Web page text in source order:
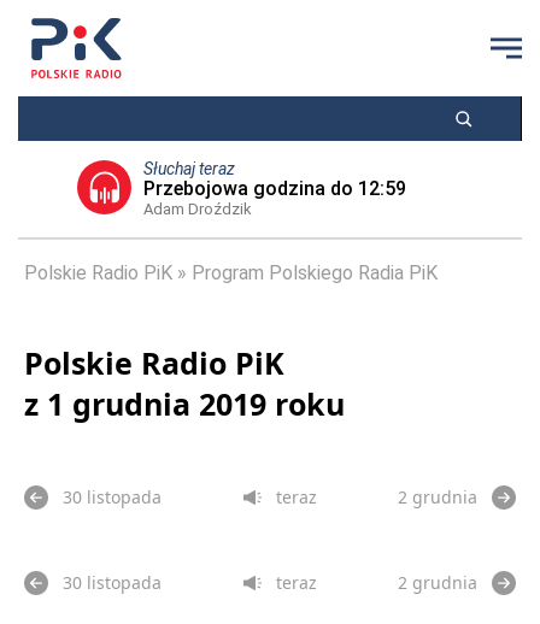
Słuchaj teraz
Przebojowa godzina do 12:59
Adam Droździk
Polskie Radio PiK Program Polskiego Radia PiK
Polskie Radio PiK
z 1 grudnia 2019 roku
30 listopada teraz 2 grudnia
30 listopada teraz 2 grudnia